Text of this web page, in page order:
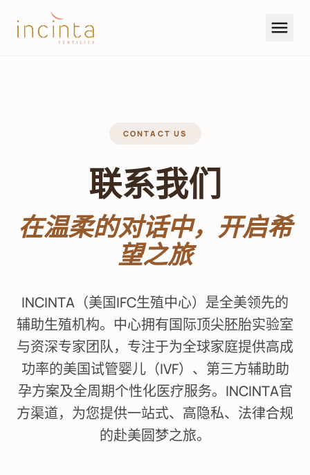
menu
CONTACT US
联系我们
在温柔的对话中，开启希
望之旅
INCINTA（美国IFC生殖中心）是全美领先的
辅助生殖机构。中心拥有国际顶尖胚胎实验室
与资深专家团队，专注于为全球家庭提供高成
功率的美国试管婴儿（IVF）、第三方辅助助
孕方案及全周期个性化医疗服务。INCINTA官
方渠道，为您提供一站式、高隐私、法律合规
的赴美圆梦之旅。